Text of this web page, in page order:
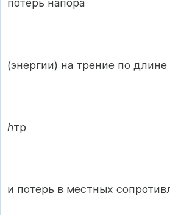
потерь напора
(энергии) на трение по
hтр
и потерь в местных